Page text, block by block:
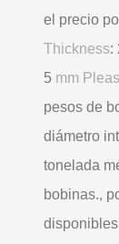
el precio
Thickness:
5 mm
pesos de
diámetro
tonelada
bobinas.,